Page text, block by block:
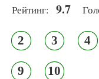
Рейтинг: 9.7
2 3 4
9 10